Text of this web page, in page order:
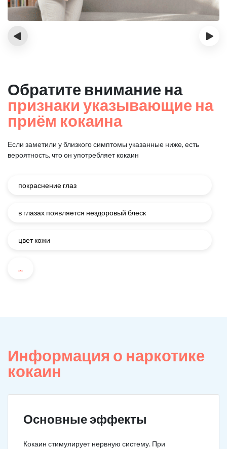
‹ ›
Обратите внимание на
признаки указывающие на
приём кокаина
Если заметили у близкого симптомы указанные ниже, есть
вероятность, что он употребляет кокаин
покраснение глаз
в глазах появляется нездоровый блеск
цвет кожи
...
Информация о наркотике
кокаин
Основные эффекты
Кокаин стимулирует нервную систему. При